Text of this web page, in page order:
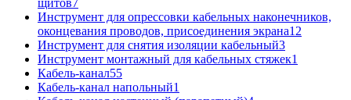
Инструмент для опрессовки кабельных наконечников,
оконцевания проводов, присоединения экрана12
Инструмент для снятия изоляции кабельный3
Инструмент монтажный для кабельных стяжек1
Кабель-канал55
Кабель-канал напольный1